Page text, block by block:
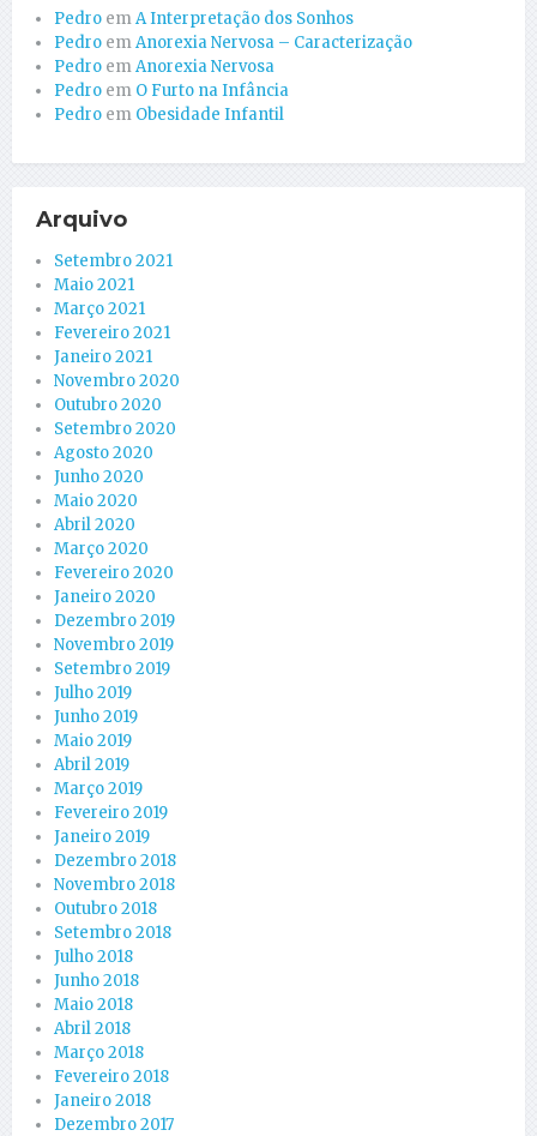
Pedro emA Interpretação dos Sonhos
Pedro emAnorexia Nervosa – Caracterização
Pedro emAnorexia Nervosa
Pedro em O Furto na Infância
Pedro em Obesidade Infantil
Arquivo
Setembro 2021
Maio 2021
Março 2021
Fevereiro 2021
Janeiro 2021
Novembro 2020
Outubro 2020
Setembro 2020
Agosto 2020
Junho 2020
Maio 2020
Abril 2020
Março 2020
Fevereiro 2020
Janeiro 2020
Dezembro 2019
Novembro 2019
Setembro 2019
Julho 2019
Junho 2019
Maio 2019
Abril 2019
Março 2019
Fevereiro 2019
Janeiro 2019
Dezembro 2018
Novembro 2018
Outubro 2018
Setembro 2018
Julho 2018
Junho 2018
Maio 2018
Abril 2018
Março 2018
Fevereiro 2018
Janeiro 2018
Dezembro 2017